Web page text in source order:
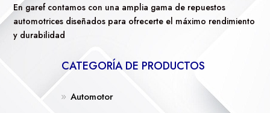
En garef contamos con una amplia gama de repuestos
automotrices diseñados para ofrecerte el máximo rendimiento
y durabilidad
CATEGORÍA DE PRODUCTOS
Automotor